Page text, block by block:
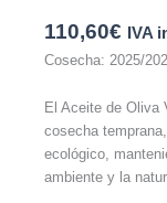
110,60€ IVA
Cosecha: 2025/
El Aceite de Oliva
cosecha
ecológico,
ambiente y la